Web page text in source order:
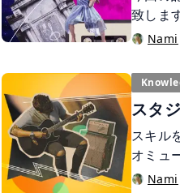
能や役
ご紹介
致しま
ョナル
ちらの
Nami
スタ
スキル
オミュ
もので
Nami